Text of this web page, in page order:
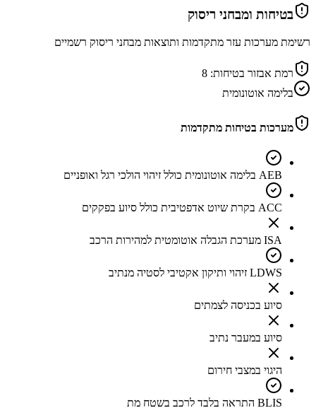
בטיחות ומבחני ריסוק
רשימת מערכות עזר מתקדמות ותוצאות מבחני ריסוק רשמיים
רמת אבזור בטיחות: 8
בלימה אוטונומית
מערכות בטיחות מתקדמות
AEB בלימה אוטונומית כולל זיהוי הולכי רגל ואופניים
ACC בקרת שיוט אדפטיבית כולל סיוע בפקקים
ISA מערכת הגבלה אוטומטית למהירות הרכב
LDWS זיהוי ותיקון אקטיבי לסטיה מנתיב
סיוע בכניסה לצמתים
סיוע במעבר נתיב
היגוי במצבי חירום
BLIS התראה בלבד לרכב בשטח מת